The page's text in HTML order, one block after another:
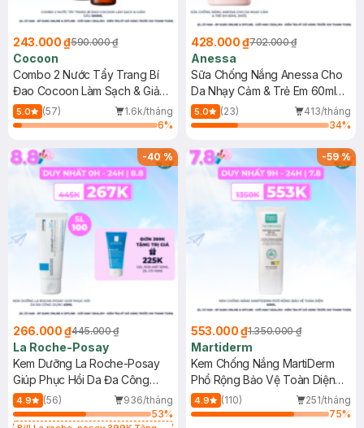
243.000 ₫590.000 ₫
Cocoon
Combo 2 Nước Tẩy Trang Bí
Đao Cocoon Làm Sạch & Giảm
Dầu 500ml
5.0 (57)
1.6k/tháng
6%
428.000 ₫702.000 ₫
Anessa
Sữa Chống Nắng Anessa Cho
Da Nhạy Cảm & Trẻ Em 60ml
(Mới)
5.0 (23)
413/tháng
34%
-40%
266.000 ₫445.000 ₫
La Roche-Posay
Kem Dưỡng La Roche-Posay
Giúp Phục Hồi Da Đa Công
Dụng 40ml
4.9 (56)
936/tháng
53%
-59%
553.000 ₫1.350.000 ₫
Martiderm
Kem Chống Nắng MartiDerm
Phổ Rộng Bảo Vệ Toàn Diện
40ml
4.9 (110)
251/tháng
75%